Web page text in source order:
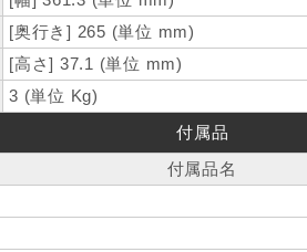
[奥行き] 265 (単位 mm)
[高さ] 37.1 (単位 mm)
3 (単位 Kg)
付属品
付属品名